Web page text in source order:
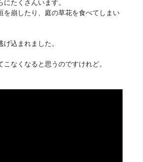
たくさんいます。
崩したり、庭の草花を食べてしまい
込まれました。
なくなると思うのですけれど。